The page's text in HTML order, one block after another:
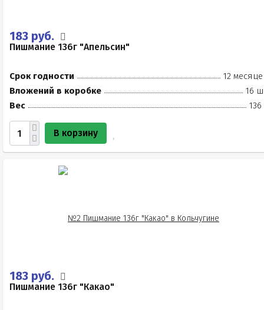
183 руб.
Пишмание 136г "Апельсин"
Срок годности
12
Вложений в коробке
16
Вес
136
В корзину
183 руб.
Пишмание 136г "Какао"